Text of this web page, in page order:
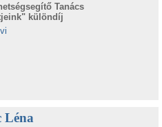
Tanács
különdíj
Léna